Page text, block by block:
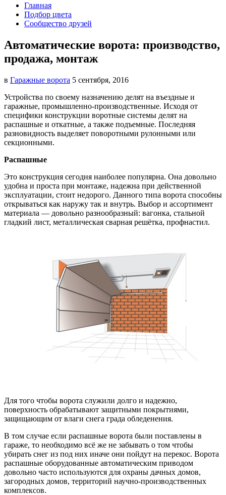
Главная
Подбор цвета
Сообщество друзей
Автоматические ворота: производство,
продажа, монтаж
в Гаражные ворота 5 сентября, 2016
Устройства по своему назначению делят на въездные и
гаражные, промышленно-производственные. Исходя от
специфики конструкции воротные системы делят на
распашные и откатные, а также подъемные. Последняя
разновидность выделяет поворотными рулонными или
секционными.
Распашные
Это конструкция сегодня наиболее популярна. Она довольно
удобна и проста при монтаже, надежна при действенной
эксплуатации, стоит недорого. Данного типа ворота способны
открываться как наружу так и внутрь. Выбор и ассортимент
материала — довольно разнообразный: вагонка, стальной
гладкий лист, металлическая сварная решётка, профнастил.
Для того чтобы ворота служили долго и надежно,
поверхность обрабатывают защитными покрытиями,
защищающим от влаги снега града обледенения.
В том случае если распашные ворота были поставлены в
гараже, то необходимо всё же не забывать о том чтобы
убирать снег из под них иначе они пойдут на перекос. Ворота
распашные оборудованные автоматическим приводом
довольно часто используются для охраны дачных домов,
загородных домов, территорий научно-производственных
комплексов.